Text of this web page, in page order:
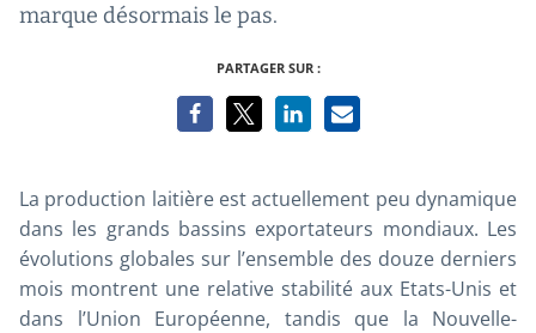
marque désormais le pas.
PARTAGER SUR :
La production laitière est actuellement peu dynamique
dans les grands bassins exportateurs mondiaux. Les
évolutions globales sur l’ensemble des douze derniers
mois montrent une relative stabilité aux Etats-Unis et
dans l’Union Européenne, tandis que la Nouvelle-